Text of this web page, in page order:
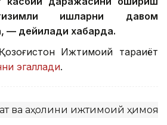
ишларни давом
— дейилади хабарда.
Ижтимоий тараққиёт
эгаллади.
ва аҳолини ижтимоий ҳимоя